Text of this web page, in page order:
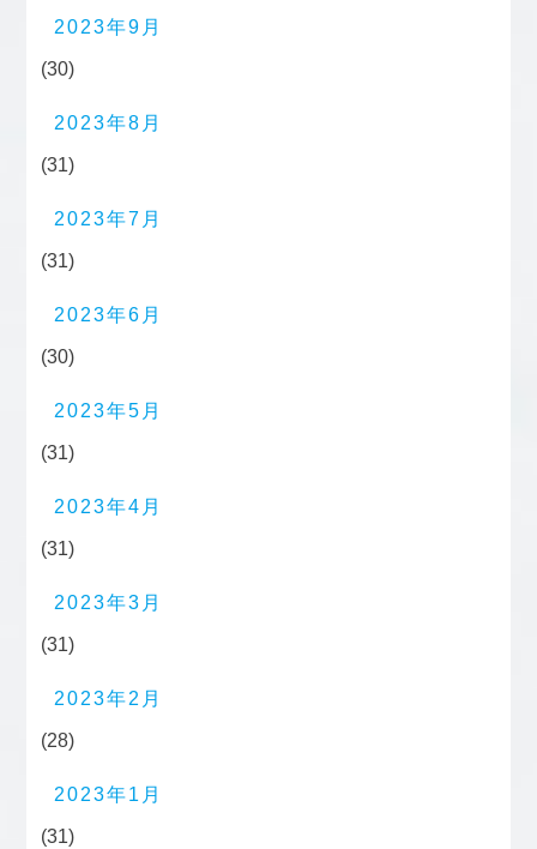
2023年9月
(30)
2023年8月
(31)
2023年7月
(31)
2023年6月
(30)
2023年5月
(31)
2023年4月
(31)
2023年3月
(31)
2023年2月
(28)
2023年1月
(31)